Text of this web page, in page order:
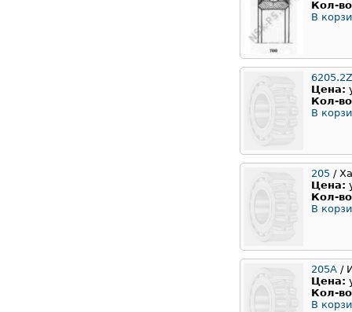
Кол-
В
Цена:
Кол-
В
205 /
Цена:
Кол-
В
205А /
Цена:
Кол-
В